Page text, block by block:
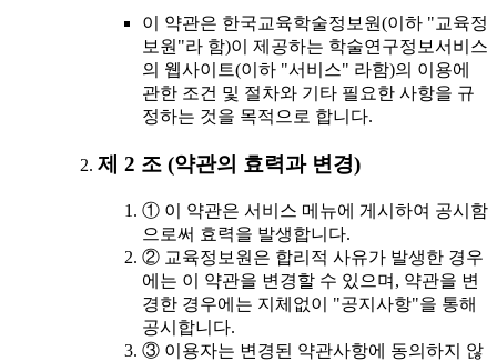
이 약관은 한국교육학술정보원(이하 "교육정
보원"라 함)이 제공하는 학술연구정보서비스
의 웹사이트(이하 "서비스" 라함)의 이용에
관한 조건 및 절차와 기타 필요한 사항을 규
정하는 것을 목적으로 합니다.
제 2 조 (약관의 효력과 변경)
① 이 약관은 서비스 메뉴에 게시하여 공시함
으로써 효력을 발생합니다.
② 교육정보원은 합리적 사유가 발생한 경우
에는 이 약관을 변경할 수 있으며, 약관을 변
경한 경우에는 지체없이 "공지사항"을 통해
공시합니다.
③ 이용자는 변경된 약관사항에 동의하지 않